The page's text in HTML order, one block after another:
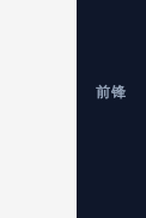
前锋